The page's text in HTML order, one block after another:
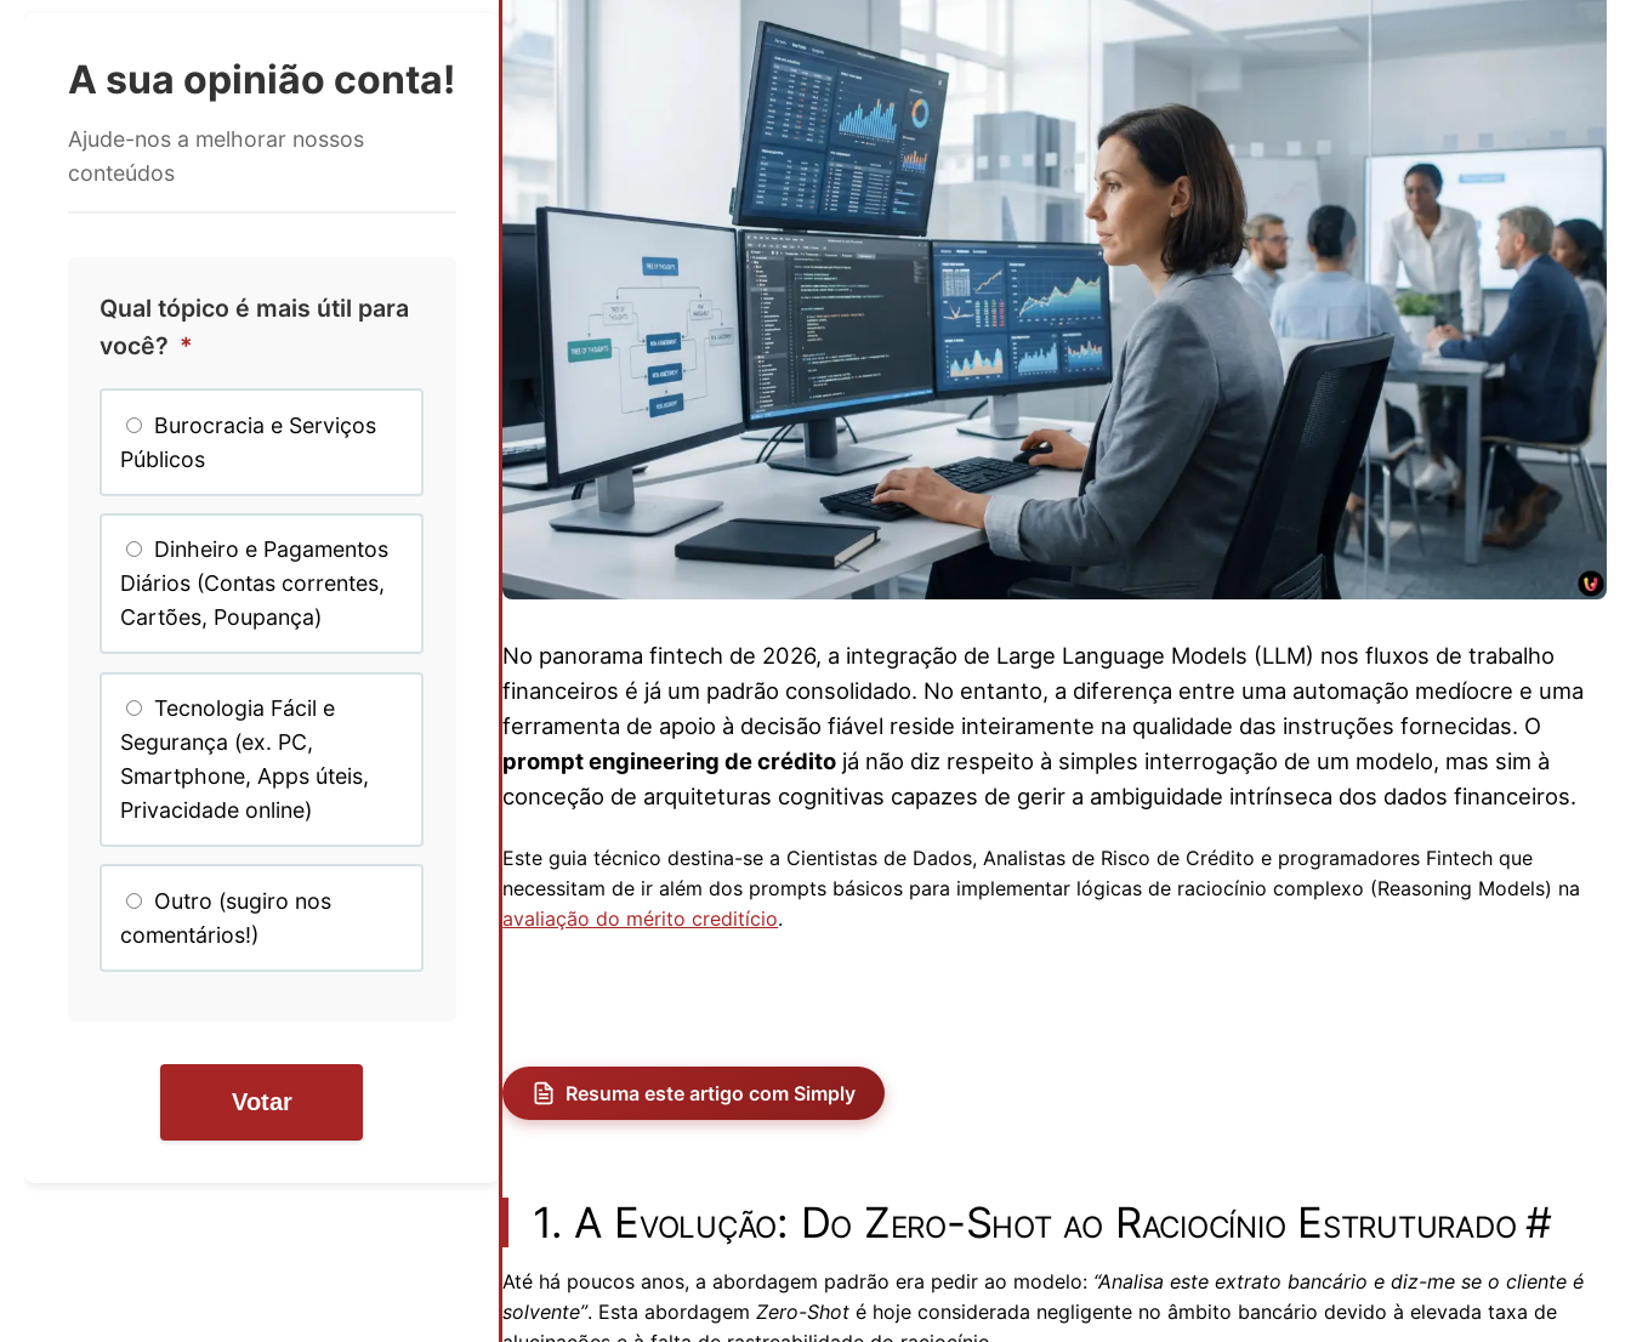
A sua opinião conta!
Ajude-nos a melhorar nossos
conteúdos
Qual tópico é mais útil para
você? *
Burocracia e Serviços
Públicos
Dinheiro e Pagamentos
Diários (Contas correntes,
Cartões, Poupança)
Tecnologia Fácil e
Segurança (ex. PC,
Smartphone, Apps úteis,
Privacidade online)
Outro (sugiro nos
comentários!)
Votar
No panorama fintech de 2026, a integração de Large Language Models (LLM) nos fluxos de trabalho
financeiros é já um padrão consolidado. No entanto, a diferença entre uma automação medíocre e uma
ferramenta de apoio à decisão fiável reside inteiramente na qualidade das instruções fornecidas. O
prompt engineering de crédito já não diz respeito à simples interrogação de um modelo, mas sim à
conceção de arquiteturas cognitivas capazes de gerir a ambiguidade intrínseca dos dados financeiros.
Este guia técnico destina-se a Cientistas de Dados, Analistas de Risco de Crédito e programadores Fintech que
necessitam de ir além dos prompts básicos para implementar lógicas de raciocínio complexo (Reasoning Models) na
avaliação do mérito creditício.
Resuma este artigo com Simply
1. A Evolução: Do Zero-Shot ao Raciocínio Estruturado #
Até há poucos anos, a abordagem padrão era pedir ao modelo: “Analisa este extrato bancário e diz-me se o cliente é
solvente”. Esta abordagemZero-Shot é hoje considerada negligente no âmbito bancário devido à elevada taxa de